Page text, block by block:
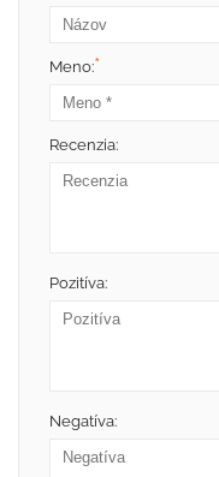
Meno:*
Recenzia:
Pozitíva:
Negatíva: